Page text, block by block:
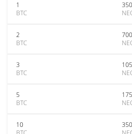
1
BTC
2
BTC
3
BTC
5
BTC
10